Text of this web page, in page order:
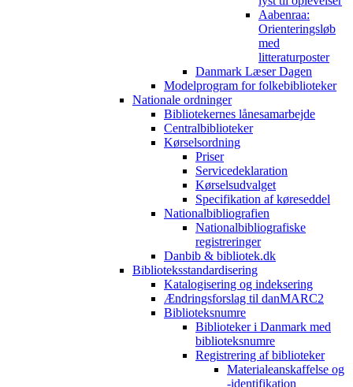
Aabenraa:
Orienteringsløb
med
litteraturposter
Danmark Læser Dagen
Modelprogram for folkebiblioteker
Nationale ordninger
Bibliotekernes lånesamarbejde
Centralbiblioteker
Kørselsordning
Priser
Servicedeklaration
Kørselsudvalget
Specifikation af køreseddel
Nationalbibliografien
Nationalbibliografiske
registreringer
Danbib & bibliotek.dk
Biblioteksstandardisering
Katalogisering og indeksering
Ændringsforslag til danMARC2
Biblioteksnumre
Biblioteker i Danmark med
biblioteksnumre
Registrering af biblioteker
Materialeanskaffelse og
-identifikation